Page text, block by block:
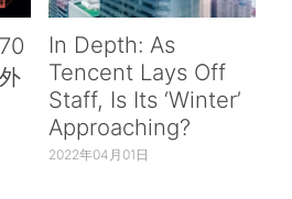
In Depth: As
Tencent Lays Off
Staff, Is Its ‘Winter’
Approaching?
2022年04月01日